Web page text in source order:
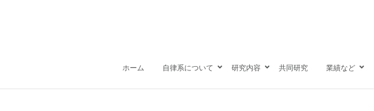
ホーム 自律系について 研究内容 共同研究 業績など